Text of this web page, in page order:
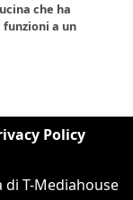
che ha
a un
Policy
T-Mediahouse